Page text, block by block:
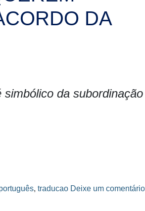
DA
da subordinação
, traducao Deixe um comentário